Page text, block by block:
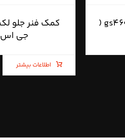
کمک فنر عقب لکسوس gs۴۶۰ (
جی اس ۴۶۰ )
اطلاعات بیشتر